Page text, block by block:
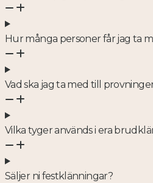
Hur många personer får jag ta
Vad ska jag ta med till
Vilka tyger används i era
Säljer ni festklänningar?